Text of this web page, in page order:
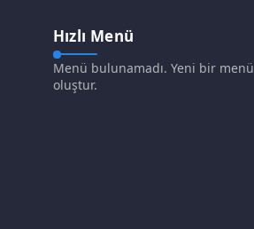
Hızlı Menü
Menü bulunamadı. Yeni bir menü
oluştur.